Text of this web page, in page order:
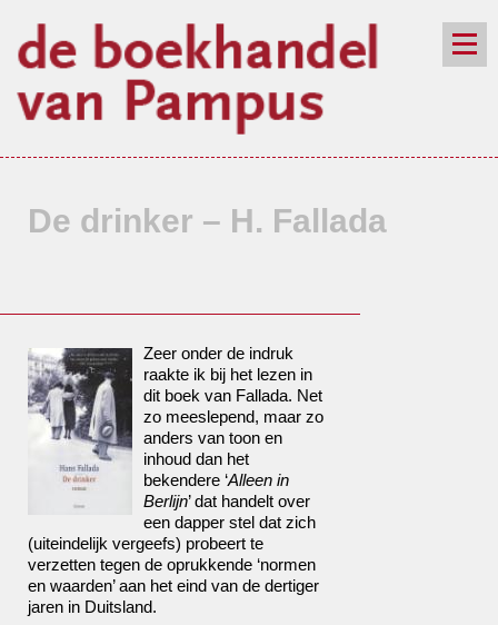
nieuwsbrief
De drinker – H. Fallada
Zeer onder de indruk
raakte ik bij het lezen in
dit boek van Fallada. Net
zo meeslepend, maar zo
anders van toon en
inhoud dan het
bekendere ‘Alleen in
Berlijn’ dat handelt over
een dapper stel dat zich
(uiteindelijk vergeefs) probeert te
verzetten tegen de oprukkende ‘normen
en waarden’ aan het eind van de dertiger
jaren in Duitsland.